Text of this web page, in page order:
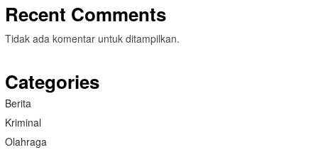
Recent Comments
Tidak ada komentar untuk ditampilkan.
Categories
Berita
Kriminal
Olahraga